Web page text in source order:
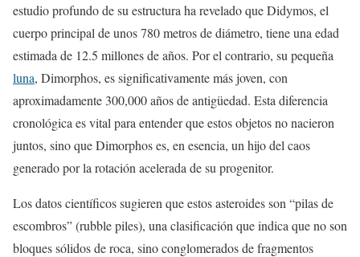
estudio profundo de su estructura ha revelado que Didymos, el
cuerpo principal de unos 780 metros de diámetro, tiene una edad
estimada de 12.5 millones de años. Por el contrario, su pequeña
luna, Dimorphos, es significativamente más joven, con
aproximadamente 300,000 años de antigüedad. Esta diferencia
cronológica es vital para entender que estos objetos no nacieron
juntos, sino que Dimorphos es, en esencia, un hijo del caos
generado por la rotación acelerada de su progenitor.
Los datos científicos sugieren que estos asteroides son “pilas de
escombros” (rubble piles), una clasificación que indica que no son
bloques sólidos de roca, sino conglomerados de fragmentos